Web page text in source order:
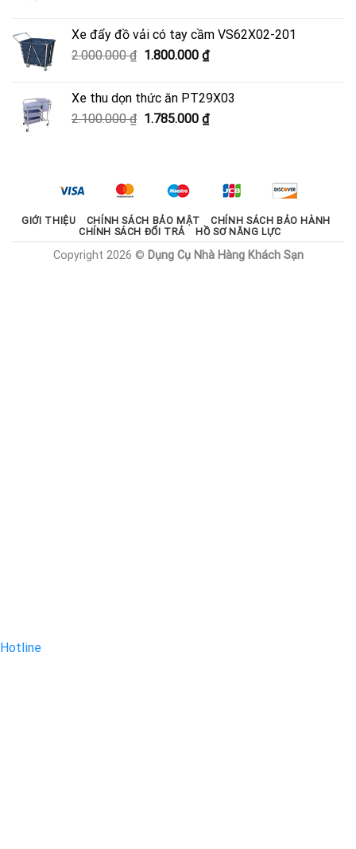
950.000 ₫.là:
600.000 ₫.
Xe đẩy đồ vải có tay cầm VS62X02-201
2.000.000₫ Giá
2.000.000 ₫.
1.800.000 ₫Giá
là:
1.800.000 ₫.
Xe thu dọn thức ăn PT29X03
2.100.000₫ Giá
1.785.000 ₫Giá
1.785.000 ₫.
GIỚI THIỆU CHÍNH SÁCH BẢO MẬT
CHÍNH SÁCH BẢO HÀNH
CHÍNH SÁCH ĐỔI TRẢ
HỒ SƠ NĂNG LỰC
Copyright 2026 © Dụng Cụ Nhà Hàng Khách Sạn
Hotline